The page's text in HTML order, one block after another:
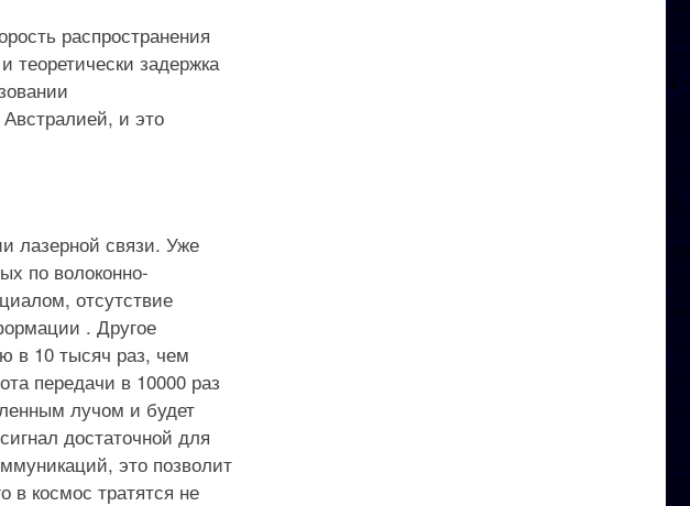
распространения
теоретически задержка
и это
лазерной связи. Уже
по волоконно-
отсутствие
. Другое
в 10 тысяч раз, чем
передачи в 10000 раз
лучом и будет
достаточной для
это позволит
в космос тратятся не